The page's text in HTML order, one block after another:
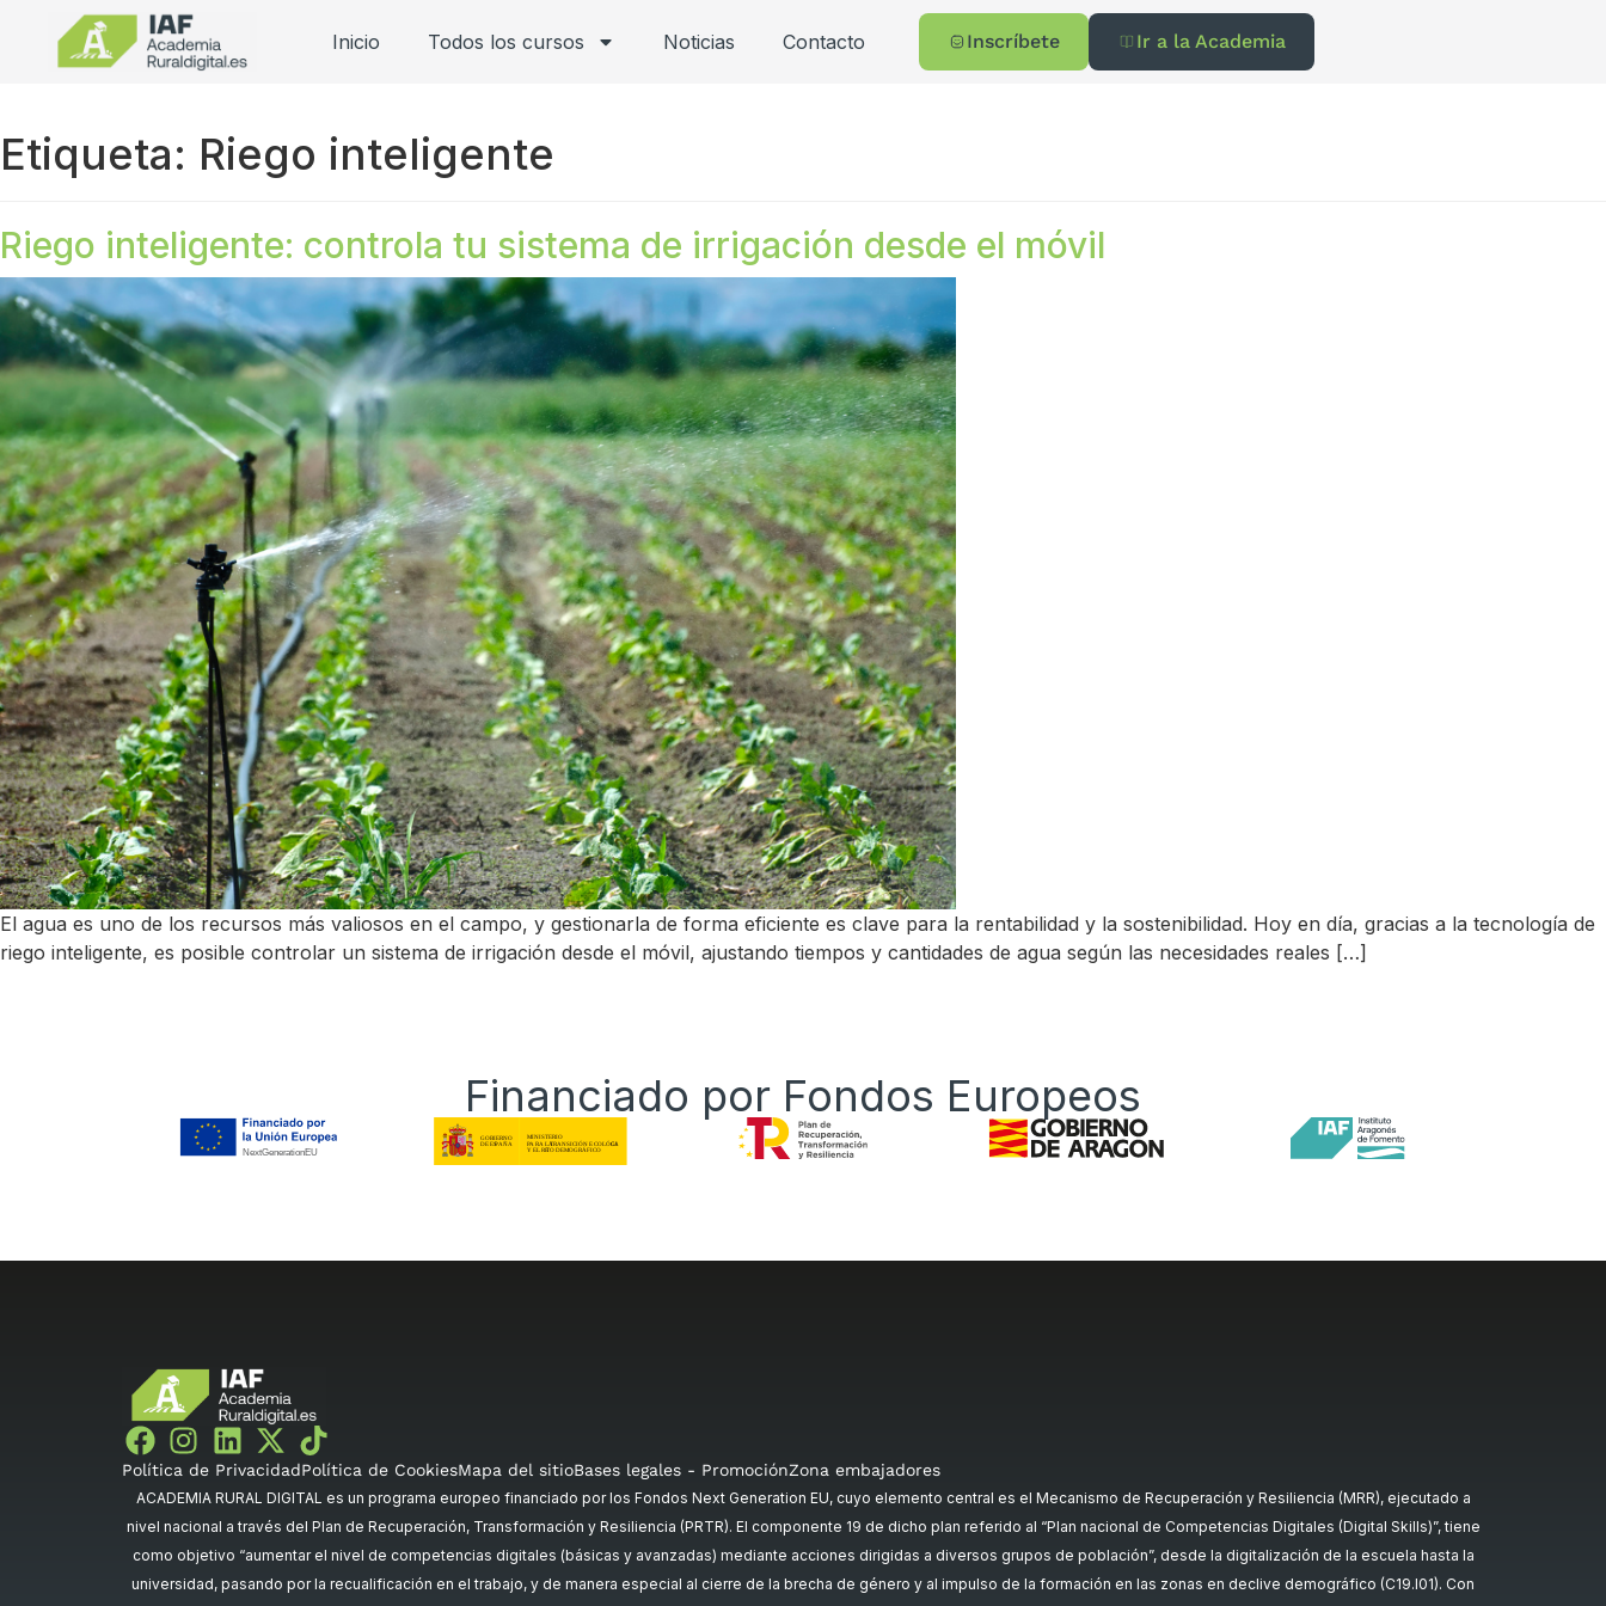
Inicio Todos los cursos Noticias Contacto Inscríbete Ir a la Academia
Etiqueta: Riego inteligente
Riego inteligente: controla tu sistema de irrigación desde el móvil
El agua es uno de los recursos más valiosos en el campo, y gestionarla de forma eficiente es clave para la rentabilidad y la sostenibilidad. Hoy en día, gracias a la tecnología de
riego inteligente, es posible controlar un sistema de irrigación desde el móvil, ajustando tiempos y cantidades de agua según las necesidades reales […]
Financiado por Fondos Europeos
Política de PrivacidadPolítica de CookiesMapa del sitioBases legales - PromociónZona embajadores
ACADEMIA RURAL DIGITAL es un programa europeo financiado por los Fondos Next Generation EU, cuyo elemento central es el Mecanismo de Recuperación y Resiliencia (MRR), ejecutado a
nivel nacional a través del Plan de Recuperación, Transformación y Resiliencia (PRTR). El componente 19 de dicho plan referido al “Plan nacional de Competencias Digitales (Digital Skills)”, tiene
como objetivo “aumentar el nivel de competencias digitales (básicas y avanzadas) mediante acciones dirigidas a diversos grupos de población”, desde la digitalización de la escuela hasta la
universidad, pasando por la recualificación en el trabajo, y de manera especial al cierre de la brecha de género y al impulso de la formación en las zonas en declive demográfico (C19.I01). Con